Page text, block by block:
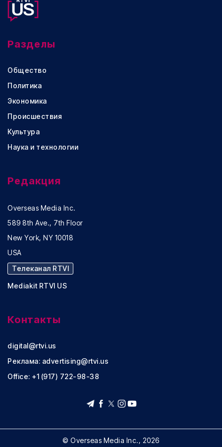
Разделы
Общество
Политика
Экономика
Происшествия
Культура
Наука и технологии
Редакция
Overseas Media Inc.
589 8th Ave., 7th Floor
New York, NY 10018
USA
Телеканал RTVI
Mediakit RTVI US
Контакты
digital@rtvi.us
Реклама: advertising@rtvi.us
Office: +1 (917) 722-98-38
© Overseas Media Inc., 2026